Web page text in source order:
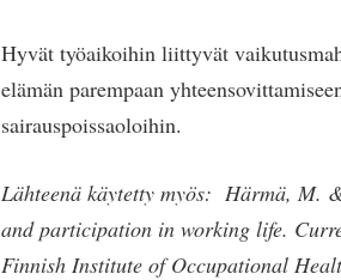
Hyvät työaikoihin liittyvät
elämän parempaan
sairauspoissaoloihin.
Lähteenä käytetty myös: Härmä, M.
and participation in working life.
Finnish Institute of Occupational